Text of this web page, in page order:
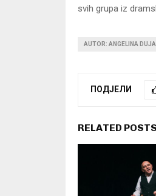
svih grupa iz
AUTOR: ANGELINA
ПОДЈЕЛИ
RELATED POSTS